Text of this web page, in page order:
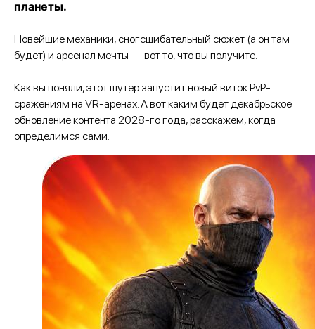
планеты.
Новейшие механики, сногсшибательный сюжет (а он там
будет) и арсенал мечты — вот то, что вы получите.
Как вы поняли, этот шутер запустит новый виток PvP-
сражениям на VR-аренах. А вот каким будет декабрьское
обновление контента 2028-го года, расскажем, когда
определимся сами.